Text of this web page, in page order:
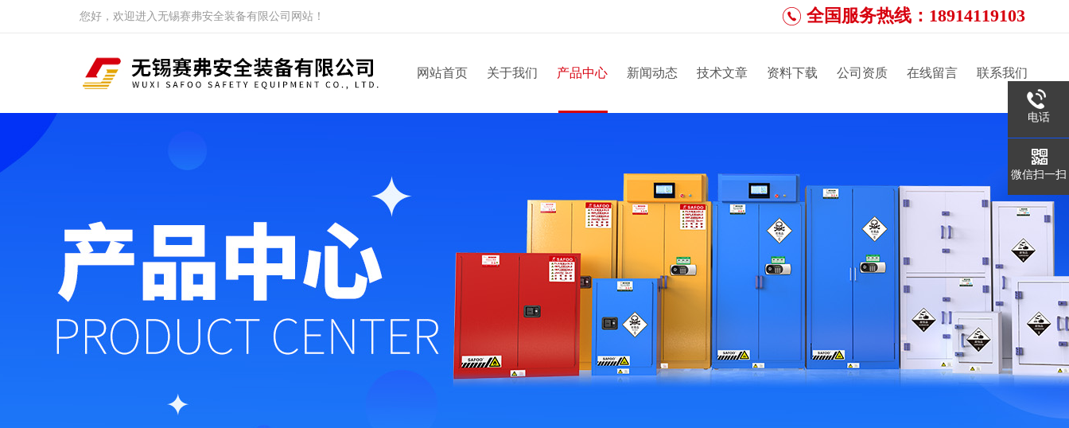
您好，欢迎进入无锡赛弗安全装备有限公司网站！ 全国服务热线：18914119103
网站首页 关于我们 产品中心 新闻动态 技术文章 资料下载 公司资质 在线留言 联系我们
电话
微信扫一扫